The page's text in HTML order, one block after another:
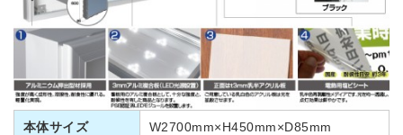
本体サイズ W2700mm×H450mm×D85mm